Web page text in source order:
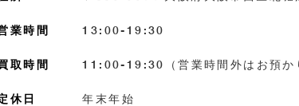
業時間 13:00-19:30
取時間 11:00-19:30（営業時間外はお預か
休日 年末年始